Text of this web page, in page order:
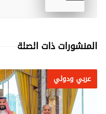
المنشورات ذات الصلة
عربي ودولي